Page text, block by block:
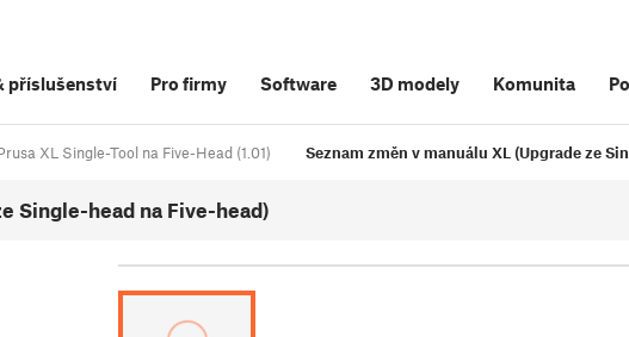
příslušenství Pro firmy Software 3D modely Komunita
XL Single-Tool na Five-Head (1.01) Seznam změn v manuálu XL (Upgrade ze
Single-head na Five-head)